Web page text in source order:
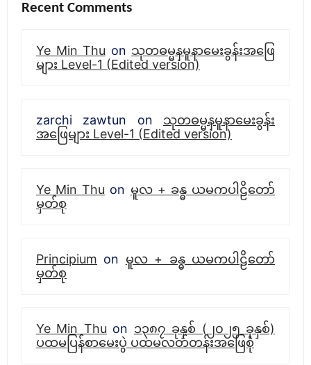
Recent Comments
Ye Min Thu on သုတဓမ္မနမူနာမေးခွန်းအဖြေ
များ Level-1 (Edited version)
zarchi zawtun on သုတဓမ္မနမူနာမေးခွန်း
အဖြေများ Level-1 (Edited version)
Ye Min Thu on မူလ + ခန္ဓ ယမကပါဠိတော်
မှတ်စု
Principium on မူလ + ခန္ဓ ယမကပါဠိတော်
မှတ်စု
Ye Min Thu on ၁၃၈၇ ခုနှစ် (၂၀၂၅ ခုနှစ်)
ပထမပြန်စာမေးပွဲ ပထမလတ်တန်းအဖြေစုံ